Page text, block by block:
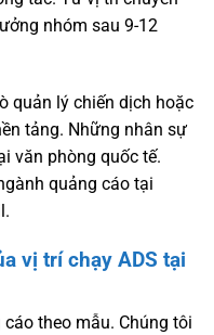
nhóm sau 9-12
quản lý chiến dịch hoặc
tảng. Những nhân sự
văn phòng quốc tế.
quảng cáo tại
vị trí chạy ADS tại
theo mẫu. Chúng tôi